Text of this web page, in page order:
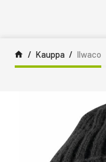
Kauppa Ilwaco